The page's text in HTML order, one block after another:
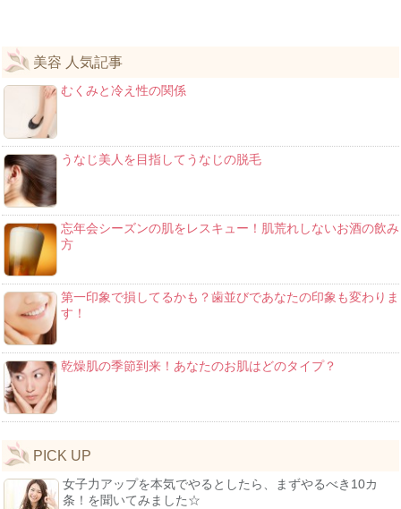
美容 人気記事
むくみと冷え性の関係
うなじ美人を目指してうなじの脱毛
忘年会シーズンの肌をレスキュー！肌荒れしないお酒の飲み
方
第一印象で損してるかも？歯並びであなたの印象も変わりま
す！
乾燥肌の季節到来！あなたのお肌はどのタイプ？
PICK UP
女子力アップを本気でやるとしたら、まずやるべき10カ
条！を聞いてみました☆